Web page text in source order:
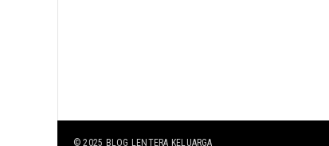
© 2025 BLOG LENTERA KELUARGA